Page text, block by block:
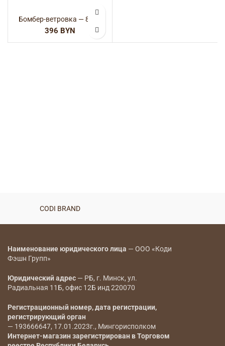
Бомбер-ветровка — 8070
BYN
CODI BRAND
Наименование юридического лица — ООО «Коди
Фэшн Групп»
Юридический адрес — РБ, г. Минск, ул.
Радиальная 11Б, офис 12Б инд 220070
Регистрационный номер, дата регистрации,
регистрирующий орган
— 193666647, 17.01.2023г., Мингорисполком
Интернет-магазин зарегистрирован в Торговом